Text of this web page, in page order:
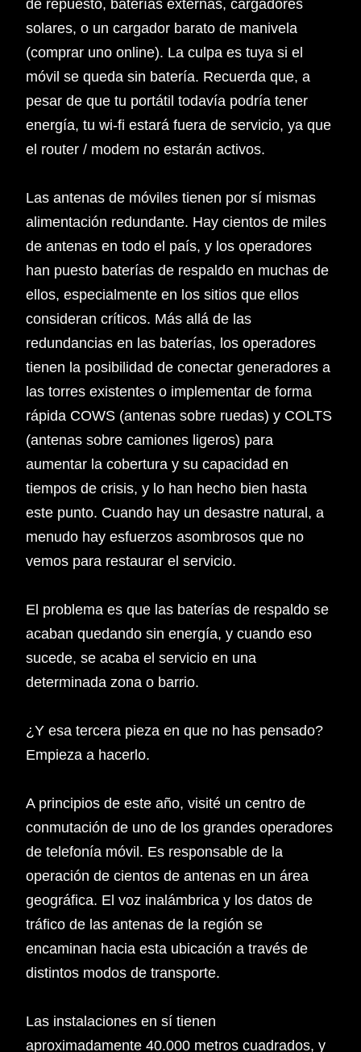
de repuesto, baterías externas, cargadores
solares, o un cargador barato de manivela
(comprar uno online). La culpa es tuya si el
móvil se queda sin batería. Recuerda que, a
pesar de que tu portátil todavía podría tener
energía, tu wi-fi estará fuera de servicio, ya que
el router / modem no estarán activos.
Las antenas de móviles tienen por sí mismas
alimentación redundante. Hay cientos de miles
de antenas en todo el país, y los operadores
han puesto baterías de respaldo en muchas de
ellos, especialmente en los sitios que ellos
consideran críticos. Más allá de las
redundancias en las baterías, los operadores
tienen la posibilidad de conectar generadores a
las torres existentes o implementar de forma
rápida COWS (antenas sobre ruedas) y COLTS
(antenas sobre camiones ligeros) para
aumentar la cobertura y su capacidad en
tiempos de crisis, y lo han hecho bien hasta
este punto. Cuando hay un desastre natural, a
menudo hay esfuerzos asombrosos que no
vemos para restaurar el servicio.
El problema es que las baterías de respaldo se
acaban quedando sin energía, y cuando eso
sucede, se acaba el servicio en una
determinada zona o barrio.
¿Y esa tercera pieza en que no has pensado?
Empieza a hacerlo.
A principios de este año, visité un centro de
conmutación de uno de los grandes operadores
de telefonía móvil. Es responsable de la
operación de cientos de antenas en un área
geográfica. El voz inalámbrica y los datos de
tráfico de las antenas de la región se
encaminan hacia esta ubicación a través de
distintos modos de transporte.
Las instalaciones en sí tienen
aproximadamente 40.000 metros cuadrados, y